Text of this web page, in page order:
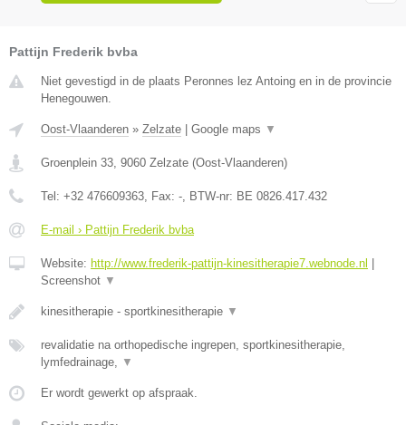
Pattijn Frederik bvba
Niet gevestigd in de plaats Peronnes lez Antoing en in de provincie
Henegouwen.
Oost-Vlaanderen » Zelzate | Google maps ▼
Groenplein 33 9060 Zelzate (Oost-Vlaanderen)
Tel: +32 476609363 , Fax: - , BTW-nr: BE 0826.417.432
E-mail › Pattijn Frederik bvba
Website: http://www.frederik-pattijn-kinesitherapie7.webnode.nl |
Screenshot ▼
kinesitherapie - sportkinesitherapie ▼
revalidatie na orthopedische ingrepen, sportkinesitherapie,
lymfedrainage,
▼
Er wordt gewerkt op afspraak.